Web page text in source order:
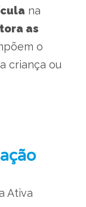
na
as
o
criança ou
Ativa